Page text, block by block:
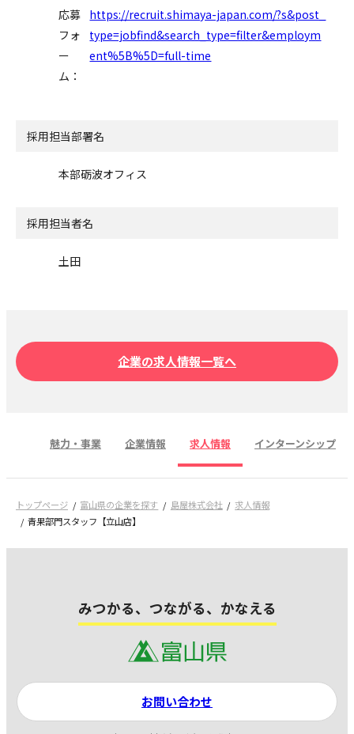
応募
フォ
ー
ム：
https://recruit.shimaya-japan.com/?s&post_
type=jobfind&search_type=filter&employm
ent%5B%5D=full-time
採用担当部署名
本部砺波オフィス
採用担当者名
土田
企業の求人情報一覧へ
魅力・事業 企業情報 求人情報 インターンシップ
トップページ 富山県の企業を探す 島屋株式会社
求人情報
青果部門スタッフ【立山店】
みつかる、つながる、かなえる
お問い合わせ